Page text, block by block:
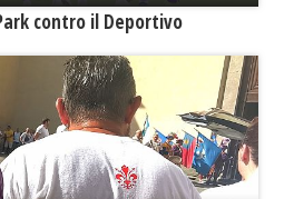
contro il Deportivo